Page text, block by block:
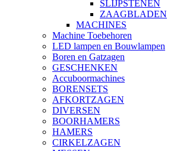
SLIJPSTENEN
ZAAGBLADEN
MACHINES
Machine Toebehoren
LED lampen en Bouwlampen
Boren en Gatzagen
GESCHENKEN
Accuboormachines
BORENSETS
AFKORTZAGEN
DIVERSEN
BOORHAMERS
HAMERS
CIRKELZAGEN